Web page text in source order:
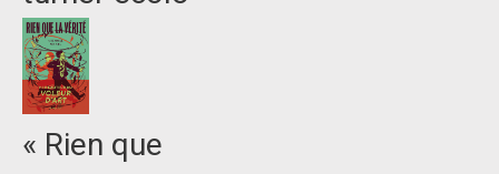
« Rien que